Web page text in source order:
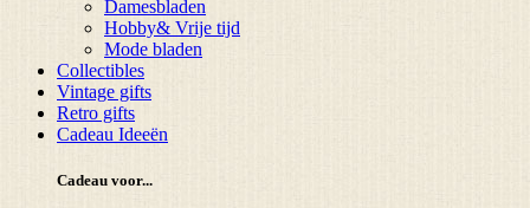
Damesbladen
Hobby& Vrije tijd
Mode bladen
Collectibles
Vintage gifts
Retro gifts
Cadeau Ideeën
Cadeau voor...